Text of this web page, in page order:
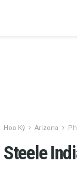
Hoa Kỳ Arizona
Steele